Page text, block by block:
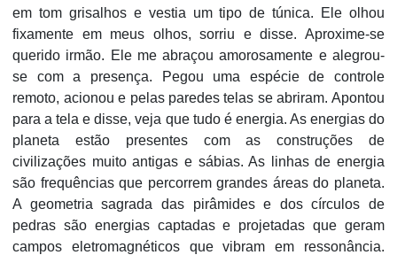
em tom grisalhos e vestia um tipo de túnica. Ele olhou
fixamente em meus olhos, sorriu e disse. Aproxime-se
querido irmão. Ele me abraçou amorosamente e alegrou-
se com a presença. Pegou uma espécie de controle
remoto, acionou e pelas paredes telas se abriram. Apontou
para a tela e disse, veja que tudo é energia. As energias do
planeta estão presentes com as construções de
civilizações muito antigas e sábias. As linhas de energia
são frequências que percorrem grandes áreas do planeta.
A geometria sagrada das pirâmides e dos círculos de
pedras são energias captadas e projetadas que geram
campos eletromagnéticos que vibram em ressonância.